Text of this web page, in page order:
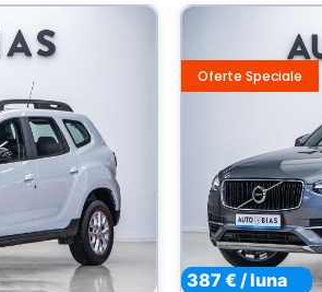
Oferte Speciale
387 € / luna